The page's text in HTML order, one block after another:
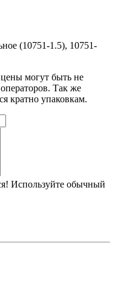
(10751-1.5), 10751-
могут быть не
Так же
кратно упаковкам.
Используйте обычный